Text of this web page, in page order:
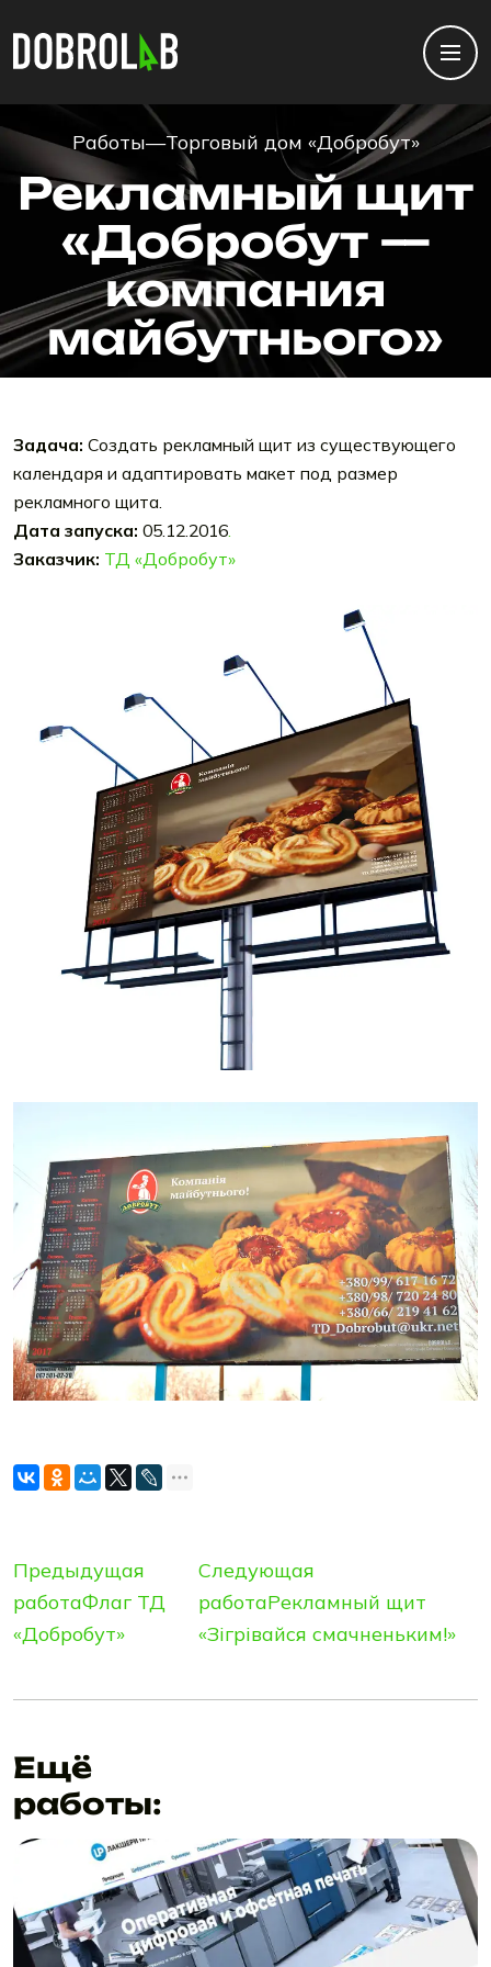
Работы—Торговый дом «Добробут»
Рекламный щит
«Добробут —
компания
майбутнього»
Задача: Создать рекламный щит из существующего
календаря и адаптировать макет под размер
рекламного щита.
Дата запуска: 05.12.2016.
Заказчик: ТД «Добробут»
Предыдущая
работаФлаг ТД
«Добробут»
Следующая
работаРекламный щит
«Зiгрiвайся смачненьким!»
Ещё
работы: